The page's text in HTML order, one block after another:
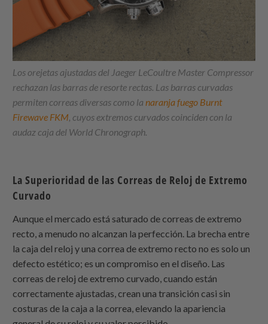
Los orejetas ajustadas del Jaeger LeCoultre Master Compressor
rechazan las barras de resorte rectas. Las barras curvadas
permiten correas diversas como la naranja fuego Burnt
Firewave FKM , cuyos extremos curvados coinciden con la
audaz caja del World Chronograph.
La Superioridad de las Correas de Reloj de Extremo
Curvado
Aunque el mercado está saturado de correas de extremo
recto, a menudo no alcanzan la perfección. La brecha entre
la caja del reloj y una correa de extremo recto no es solo un
defecto estético; es un compromiso en el diseño. Las
correas de reloj de extremo curvado, cuando están
correctamente ajustadas, crean una transición casi sin
costuras de la caja a la correa, elevando la apariencia